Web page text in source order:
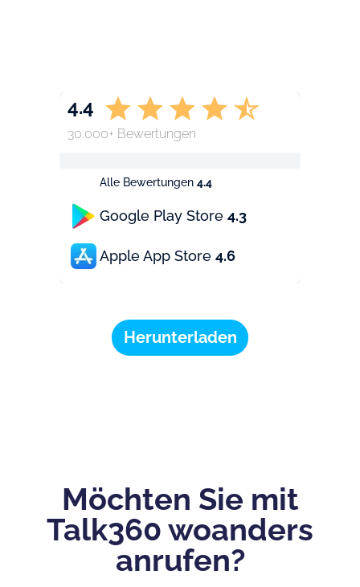
Alle Bewertungen 4.4
Google Play Store 4.3
Apple App Store 4.6
4.4
30.000+ Bewertungen
Herunterladen
Möchten Sie mit
Talk360 woanders
anrufen?